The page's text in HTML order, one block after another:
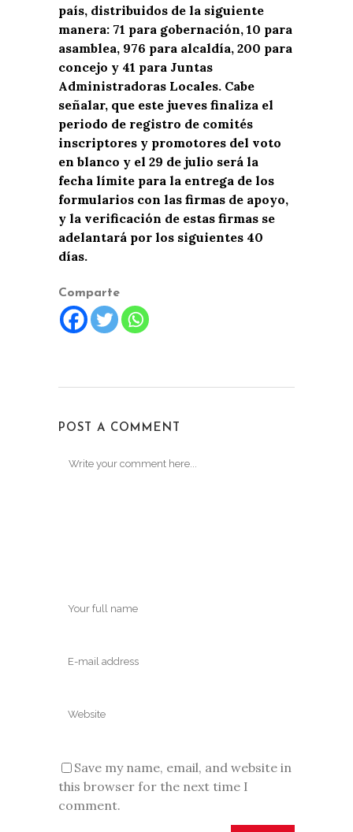
país, distribuidos de la siguiente
manera: 71 para gobernación, 10 para
asamblea, 976 para alcaldía, 200 para
concejo y 41 para Juntas
Administradoras Locales. Cabe
señalar, que este jueves finaliza el
periodo de registro de comités
inscriptores y promotores del voto
en blanco y el 29 de julio será la
fecha límite para la entrega de los
formularios con las firmas de apoyo,
y la verificación de estas firmas se
adelantará por los siguientes 40
días.
Comparte
POST A COMMENT
Save my name, email, and website in
this browser for the next time I
comment.